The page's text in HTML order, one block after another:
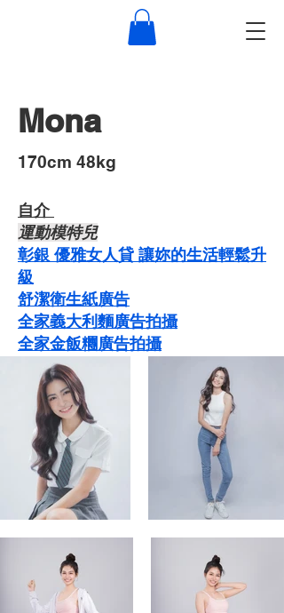
Mona
​170cm 48kg
自介 ​
運動模特兒
彰銀 優雅女人貸 讓妳的生活輕鬆升
級
舒潔衛生紙廣告
​​全家義大利麵廣告拍攝
​全家金飯糰廣告拍攝